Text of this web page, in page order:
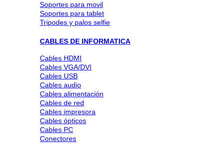
Soportes para movil
Soportes para tablet
Tripodes y palos selfie
CABLES DE INFORMATICA
Cables HDMI
Cables VGA/DVI
Cables USB
Cables audio
Cables alimentación
Cables de red
Cables impresora
Cables ópticos
Cables PC
Conectores